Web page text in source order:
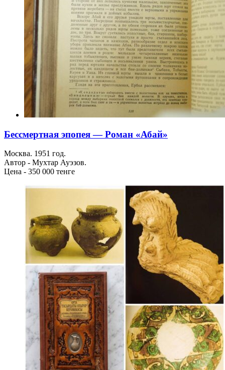
Бессмертная эпопея — Роман «Абай»
Москва. 1951 год.
Автор - Мухтар Ауэзов.
Цена - 350 000 тенге